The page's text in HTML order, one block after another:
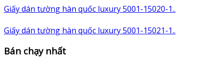
Giấy dán tường hàn quốc luxury 5001-15020-1..
Giấy dán tường hàn quốc luxury 5001-15021-1..
Bán chạy nhất